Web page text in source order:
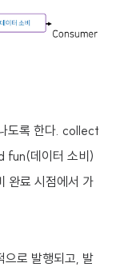
도록 한다. collect
fun(데이터 소비)
완료 시점에서 가
로 발행되고, 발